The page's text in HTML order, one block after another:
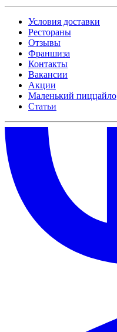
Условия доставки
Рестораны
Отзывы
Франшиза
Контакты
Вакансии
Акции
Маленький пиццайло
Статьи